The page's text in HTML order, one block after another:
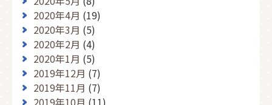
2020年4月 (19)
2020年3月 (5)
2020年2月 (4)
2020年1月 (5)
2019年12月 (7)
2019年11月 (7)
2019年10月 (11)